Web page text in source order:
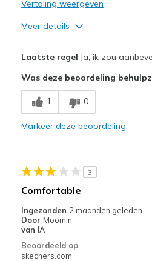
View On Shoes
I'm Into Shoes
Vertaling weergeven
Meer details
Breathe Well
Comfortable
Beste toepassingen
Going Out
Width
Laatste regel Ja, ik zou
Was deze beoordeling
1 0
Markeer deze beoordeling
3
Comfortable
Ingezonden 2 maanden geleden
Door Moomin
van IA
Beoordeeld op
skechers.com